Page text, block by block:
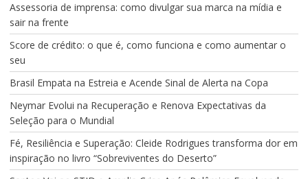
Assessoria de imprensa: como divulgar sua marca na mídia e
sair na frente
Score de crédito: o que é, como funciona e como aumentar o
seu
Brasil Empata na Estreia e Acende Sinal de Alerta na Copa
Neymar Evolui na Recuperação e Renova Expectativas da
Seleção para o Mundial
Fé, Resiliência e Superação: Cleide Rodrigues transforma dor em
inspiração no livro “Sobreviventes do Deserto”